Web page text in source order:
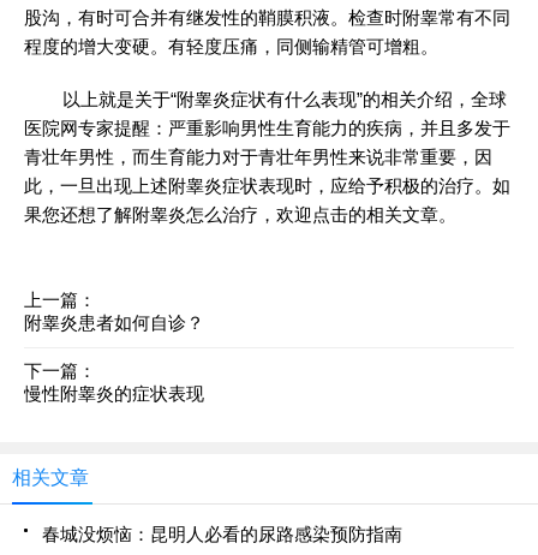
股沟，有时可合并有继发性的鞘膜积液。检查时附睾常有不同
程度的增大变硬。有轻度压痛，同侧输精管可增粗。
以上就是关于“附睾炎症状有什么表现”的相关介绍，全球
医院网专家提醒：严重影响男性生育能力的疾病，并且多发于
青壮年男性，而生育能力对于青壮年男性来说非常重要，因
此，一旦出现上述附睾炎症状表现时，应给予积极的治疗。如
果您还想了解附睾炎怎么治疗，欢迎点击的相关文章。
上一篇：
附睾炎患者如何自诊？
下一篇：
慢性附睾炎的症状表现
相关文章
春城没烦恼：昆明人必看的尿路感染预防指南